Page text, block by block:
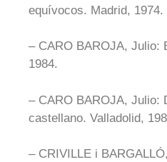
equívocos. Madrid, 1974.
– CARO BAROJA, Julio:
1984.
– CARO BAROJA, Julio:
castellano. Valladolid,
– CRIVILLE i